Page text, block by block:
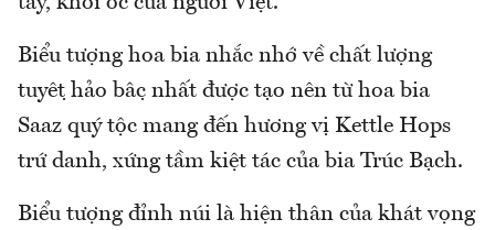
Biểu tượng hoa bia nhắc nhớ về chất lượng
tuyệt hảo bậc nhất được tạo nên từ hoa bia
Saaz quý tộc mang đến hương vị Kettle Hops
trứ danh, xứng tầm kiệt tác của bia Trúc Bạch.
Biểu tượng đỉnh núi là hiện thân của khát vọng